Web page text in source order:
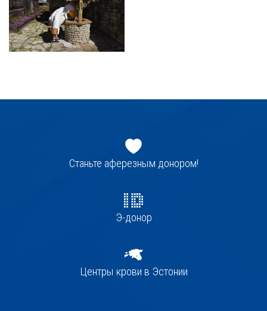
navigatsioonСтаньте аферезным донором!
Э-донор
Центры крови в Эстонии